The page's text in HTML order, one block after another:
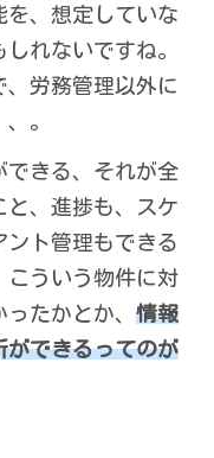
を、想定していな
れないですね。
労務管理以外に
。
できる、それが全
と、進捗も、スケ
ント管理もできる
こういう物件に対
ったかとか、情報
ができるってのが